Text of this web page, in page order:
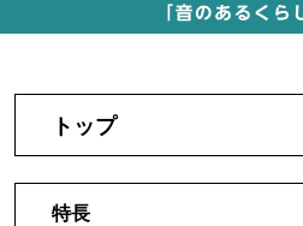
トップ
特長